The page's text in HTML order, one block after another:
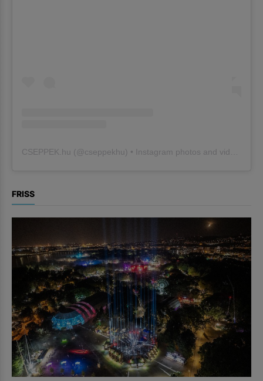
CSEPPEK.hu (@cseppekhu ) • Instagram photos and videos
FRISS